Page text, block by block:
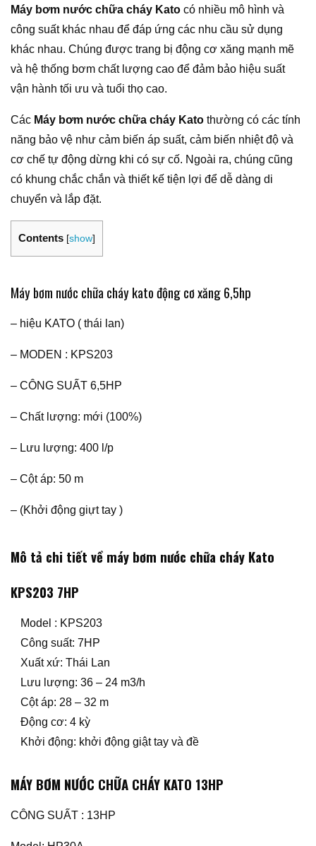
Máy bơm nước chữa cháy Kato có nhiều mô hình và
công suất khác nhau để đáp ứng các nhu cầu sử dụng
khác nhau. Chúng được trang bị động cơ xăng mạnh mẽ
và hệ thống bơm chất lượng cao để đảm bảo hiệu suất
vận hành tối ưu và tuổi thọ cao.
Các Máy bơm nước chữa cháy Kato thường có các tính
năng bảo vệ như cảm biến áp suất, cảm biến nhiệt độ và
cơ chế tự động dừng khi có sự cố. Ngoài ra, chúng cũng
có khung chắc chắn và thiết kế tiện lợi để dễ dàng di
chuyển và lắp đặt.
Contents [show]
Máy bơm nước chữa cháy kato động cơ xăng 6,5hp
– hiệu KATO ( thái lan)
– MODEN : KPS203
– CÔNG SUẤT 6,5HP
– Chất lượng: mới (100%)
– Lưu lượng: 400 l/p
– Cột áp: 50 m
– (Khởi động giựt tay )
Mô tả chi tiết về máy bơm nước chữa cháy Kato
KPS203 7HP
Model : KPS203
Công suất: 7HP
Xuất xứ: Thái Lan
Lưu lượng: 36 – 24 m3/h
Cột áp: 28 – 32 m
Động cơ: 4 kỳ
Khởi động: khởi động giật tay và đề
MÁY BƠM NƯỚC CHỮA CHÁY KATO 13HP
CÔNG SUẤT : 13HP